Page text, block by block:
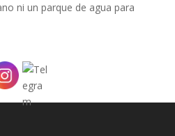
ni un parque de agua para